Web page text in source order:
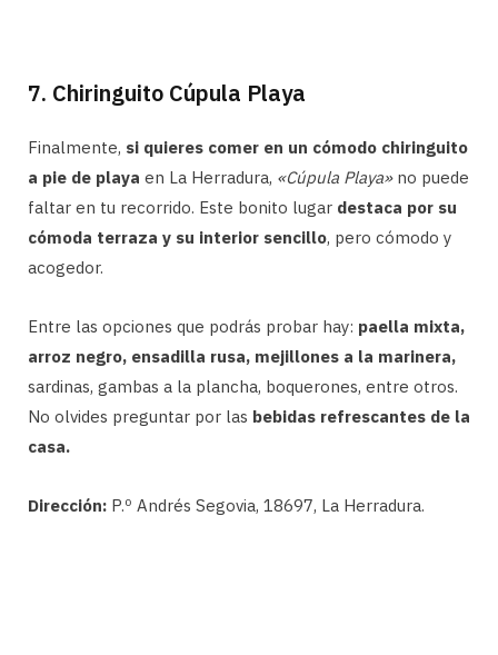
7. Chiringuito Cúpula Playa
Finalmente, si quieres comer en un cómodo chiringuito
a pie de playa en La Herradura, «Cúpula Playa»no puede
faltar en tu recorrido. Este bonito lugar destaca por su
cómoda terraza y su interior sencillo, pero cómodo y
acogedor.
Entre las opciones que podrás probar hay: paella mixta,
arroz negro, ensadilla rusa, mejillones a la marinera,
sardinas, gambas a la plancha, boquerones, entre otros.
No olvides preguntar por las bebidas refrescantes de la
casa.
Dirección: P.º Andrés Segovia, 18697, La Herradura.